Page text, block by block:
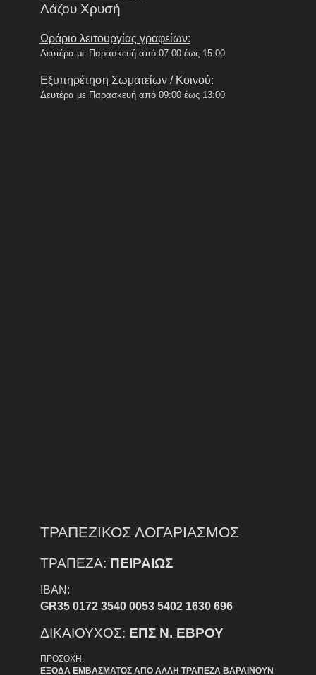
Λάζου Χρυσή
Ωράριο λειτουργίας γραφείων:
Δευτέρα με Παρασκευή από 07:00 έως 15:00
Εξυπηρέτηση Σωματείων / Κοινού:
Δευτέρα με Παρασκευή από 09:00 έως 13:00
ΤΡΑΠΕΖΙΚΟΣ ΛΟΓΑΡΙΑΣΜΟΣ
ΤΡΑΠΕΖΑ: ΠΕΙΡΑΙΩΣ
IBAN:
GR35 0172 3540 0053 5402 1630 696
ΔΙΚΑΙΟΥΧΟΣ: ΕΠΣ Ν. ΕΒΡΟΥ
ΠΡΟΣΟΧΗ:
ΕΞΟΔΑ ΕΜΒΑΣΜΑΤΟΣ ΑΠΟ ΑΛΛΗ ΤΡΑΠΕΖΑ ΒΑΡΑΙΝΟΥΝ